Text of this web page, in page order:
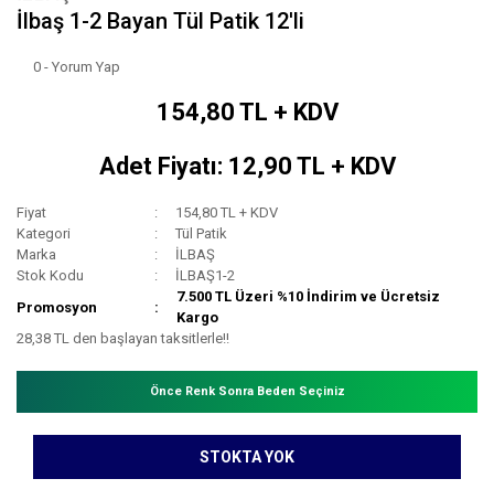
İlbaş 1-2 Bayan Tül Patik 12'li
0 - Yorum Yap
154,80 TL + KDV
Adet Fiyatı: 12,90 TL + KDV
Fiyat
154,80 TL + KDV
Kategori
Tül Patik
Marka
İLBAŞ
Stok Kodu
İLBAŞ1-2
Promosyon
7.500 TL Üzeri %10 İndirim ve Ücretsiz
Kargo
28,38 TL den başlayan taksitlerle!!
Önce Renk Sonra Beden Seçiniz
STOKTA YOK